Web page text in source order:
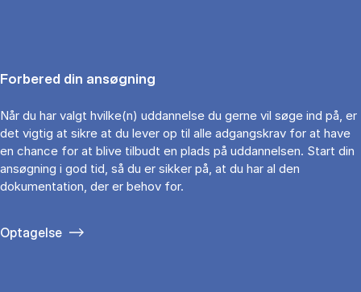
Forbered din ansøgning
Når du har valgt hvilke(n) uddannelse du gerne vil søge ind på, er
det vigtig at sikre at du lever op til alle adgangskrav for at have
en chance for at blive tilbudt en plads på uddannelsen. Start din
ansøgning i god tid, så du er sikker på, at du har al den
dokumentation, der er behov for.
Optagelse